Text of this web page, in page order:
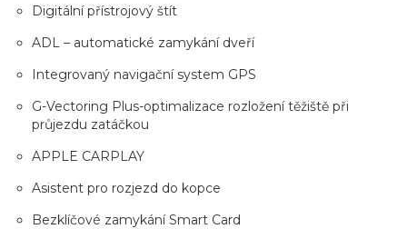
Digitální přístrojový štít
ADL – automatické zamykání dveří
Integrovaný navigační system GPS
G-Vectoring Plus-optimalizace rozložení těžiště při
průjezdu zatáčkou
APPLE CARPLAY
Asistent pro rozjezd do kopce
Bezklíčové zamykání Smart Card